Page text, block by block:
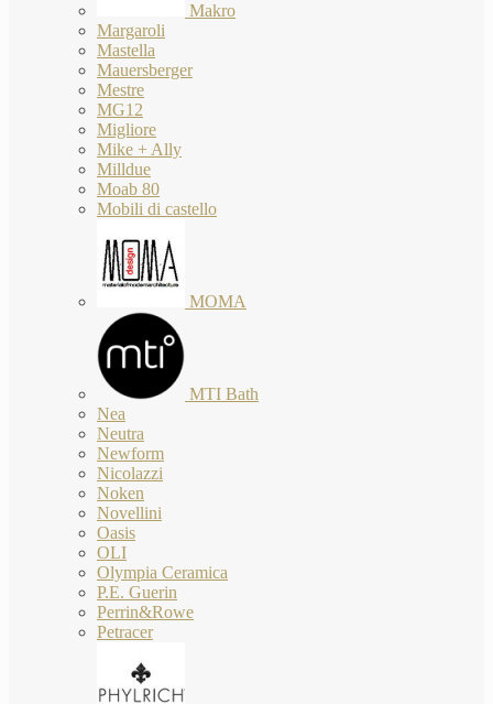
Makro
Margaroli
Mastella
Mauersberger
Mestre
MG12
Migliore
Mike + Ally
Milldue
Moab 80
Mobili di castello
MOMA
MTI Bath
Nea
Neutra
Newform
Nicolazzi
Noken
Novellini
Oasis
OLI
Olympia Ceramica
P.E. Guerin
Perrin&Rowe
Petracer